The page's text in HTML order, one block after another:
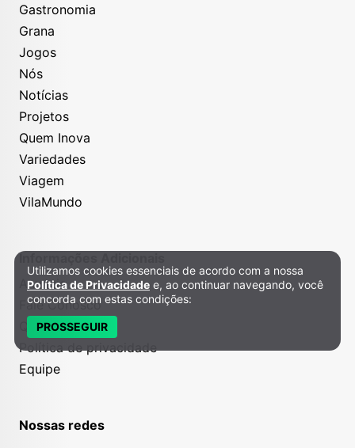
Gastronomia
Grana
Jogos
Nós
Notícias
Projetos
Quem Inova
Variedades
Viagem
VilaMundo
Informações Adicionais
Anuncie
Fale Conosco
Quem somos
Política de privacidade
Equipe
Nossas redes
Política de Privacidade e Cookies
Utilizamos cookies essenciais de acordo com a nossa
Política de Privacidade e, ao continuar navegando, você
concorda com estas condições:
PROSSEGUIR